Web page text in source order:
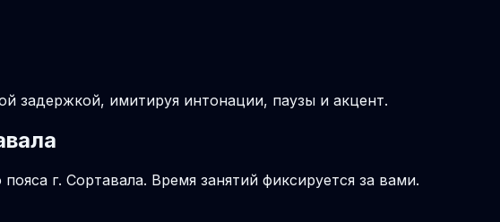
задержкой, имитируя интонации, паузы и акцент.
г. Сортавала. Время занятий фиксируется за вами.